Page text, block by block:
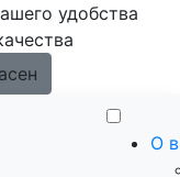
удобства
О